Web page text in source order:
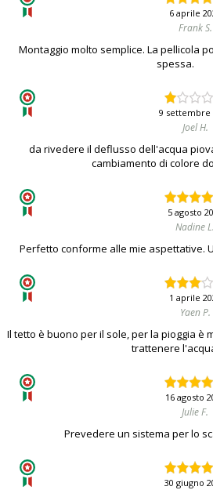
6 aprile
Frank S.
Montaggio molto semplice. La pellicola
spessa.
9 settembre
Joel H.
da rivedere il deflusso dell'acqua
cambiamento di colore
5 agosto
Nadine L.
Perfetto conforme alle mie aspettative.
1 aprile
Yaen P.
Il tetto è buono per il sole, per la pioggia è
trattenere
16 agosto
Julie F.
Prevedere un sistema per lo
30 giugno